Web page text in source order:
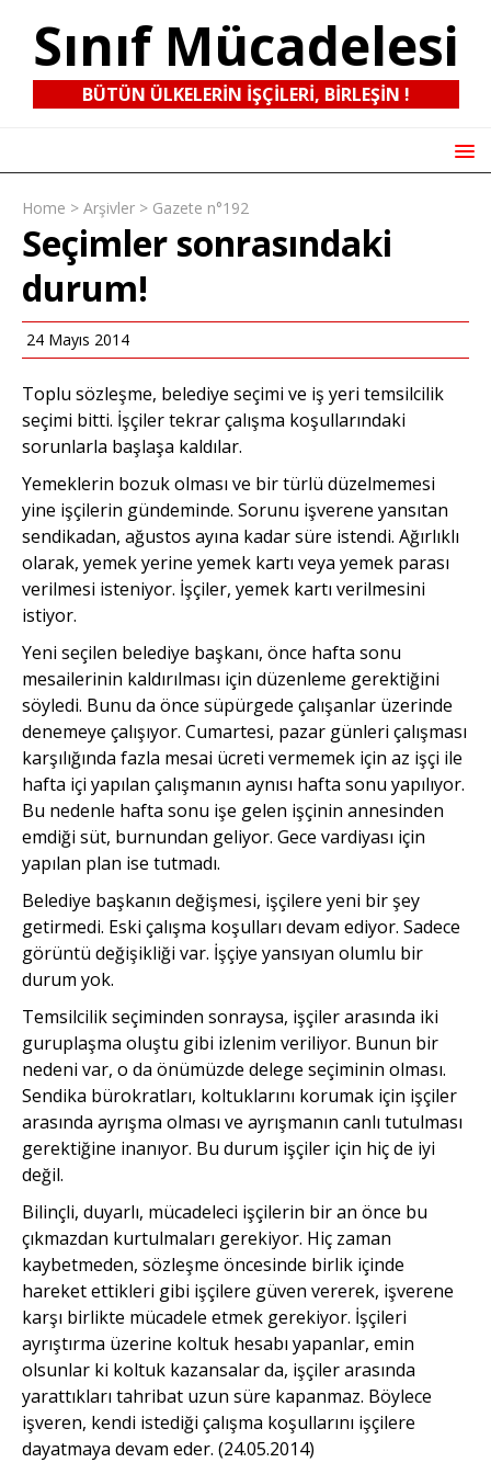
Sınıf Mücadelesi
BÜTÜN ÜLKELERIN IŞÇILERI, BIRLEŞIN !
Home > Arşivler > Gazete n°192
Seçimler sonrasındaki
durum!
24 Mayıs 2014
Toplu sözleşme, belediye seçimi ve iş yeri temsilcilik
seçimi bitti. İşçiler tekrar çalışma koşullarındaki
sorunlarla başlaşa kaldılar.
Yemeklerin bozuk olması ve bir türlü düzelmemesi
yine işçilerin gündeminde. Sorunu işverene yansıtan
sendikadan, ağustos ayına kadar süre istendi. Ağırlıklı
olarak, yemek yerine yemek kartı veya yemek parası
verilmesi isteniyor. İşçiler, yemek kartı verilmesini
istiyor.
Yeni seçilen belediye başkanı, önce hafta sonu
mesailerinin kaldırılması için düzenleme gerektiğini
söyledi. Bunu da önce süpürgede çalışanlar üzerinde
denemeye çalışıyor. Cumartesi, pazar günleri çalışması
karşılığında fazla mesai ücreti vermemek için az işçi ile
hafta içi yapılan çalışmanın aynısı hafta sonu yapılıyor.
Bu nedenle hafta sonu işe gelen işçinin annesinden
emdiği süt, burnundan geliyor. Gece vardiyası için
yapılan plan ise tutmadı.
Belediye başkanın değişmesi, işçilere yeni bir şey
getirmedi. Eski çalışma koşulları devam ediyor. Sadece
görüntü değişikliği var. İşçiye yansıyan olumlu bir
durum yok.
Temsilcilik seçiminden sonraysa, işçiler arasında iki
guruplaşma oluştu gibi izlenim veriliyor. Bunun bir
nedeni var, o da önümüzde delege seçiminin olması.
Sendika bürokratları, koltuklarını korumak için işçiler
arasında ayrışma olması ve ayrışmanın canlı tutulması
gerektiğine inanıyor. Bu durum işçiler için hiç de iyi
değil.
Bilinçli, duyarlı, mücadeleci işçilerin bir an önce bu
çıkmazdan kurtulmaları gerekiyor. Hiç zaman
kaybetmeden, sözleşme öncesinde birlik içinde
hareket ettikleri gibi işçilere güven vererek, işverene
karşı birlikte mücadele etmek gerekiyor. İşçileri
ayrıştırma üzerine koltuk hesabı yapanlar, emin
olsunlar ki koltuk kazansalar da, işçiler arasında
yarattıkları tahribat uzun süre kapanmaz. Böylece
işveren, kendi istediği çalışma koşullarını işçilere
dayatmaya devam eder. (24.05.2014)